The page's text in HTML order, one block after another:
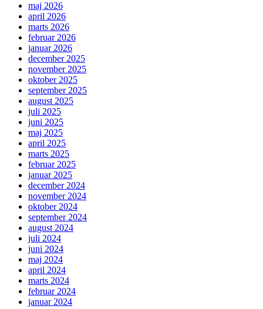
maj 2026
april 2026
marts 2026
februar 2026
januar 2026
december 2025
november 2025
oktober 2025
september 2025
august 2025
juli 2025
juni 2025
maj 2025
april 2025
marts 2025
februar 2025
januar 2025
december 2024
november 2024
oktober 2024
september 2024
august 2024
juli 2024
juni 2024
maj 2024
april 2024
marts 2024
februar 2024
januar 2024